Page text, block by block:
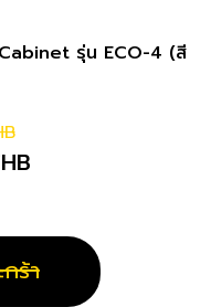
รุ่น ECO-4 (สี
ร้า